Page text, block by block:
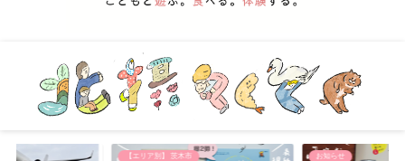
【エリア別】 茨木市 お知らせ